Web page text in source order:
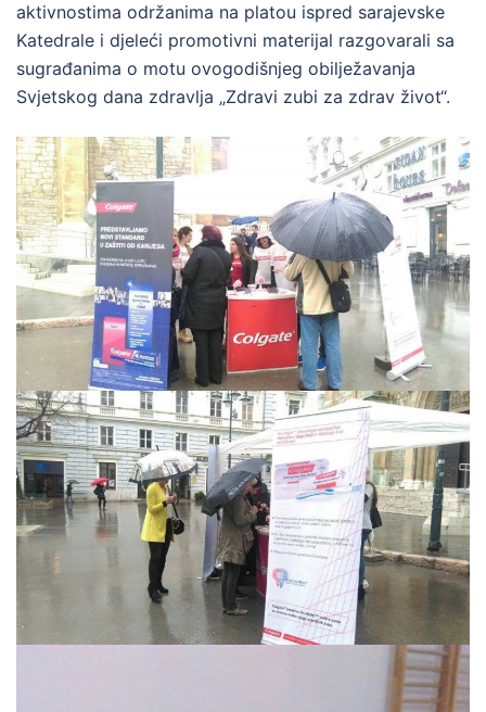
aktivnostima održanima na platou ispred sarajevske
Katedrale i djeleći promotivni materijal razgovarali sa
sugrađanima o motu ovogodišnjeg obilježavanja
Svjetskog dana zdravlja „Zdravi zubi za zdrav život“.